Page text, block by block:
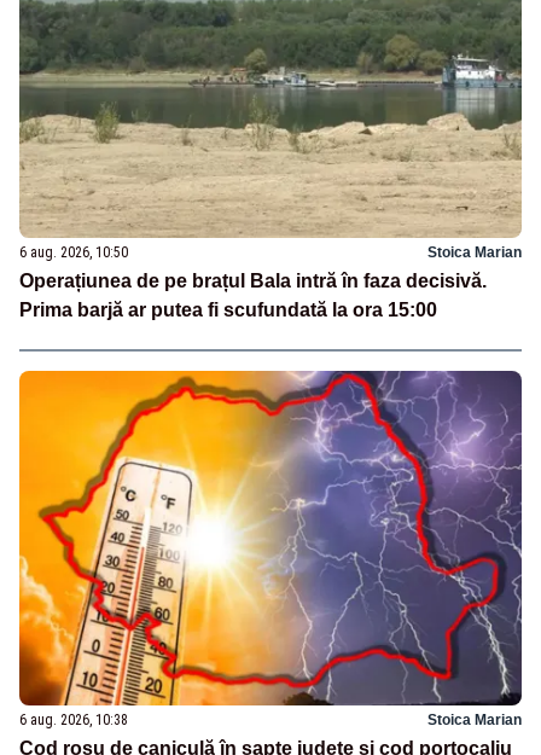
6 aug. 2026, 10:50 Stoica Marian
Operațiunea de pe brațul Bala intră în faza decisivă.
Prima barjă ar putea fi scufundată la ora 15:00
6 aug. 2026, 10:38 Stoica Marian
Cod roșu de caniculă în șapte județe și cod portocaliu